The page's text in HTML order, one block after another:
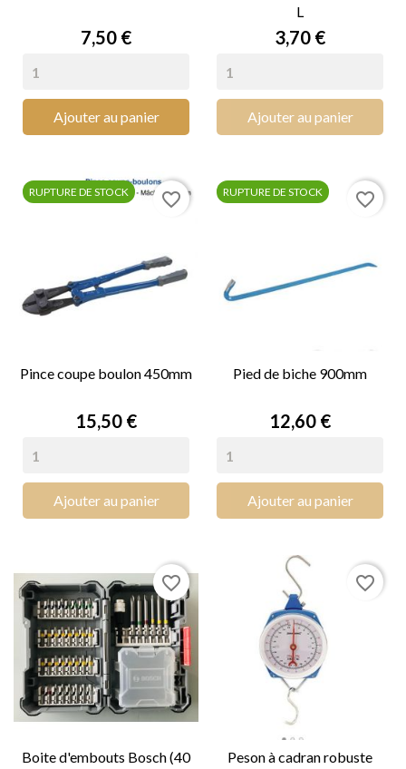
Prix
7,50 €
Ajouter au panier
L
Prix
3,70 €
Ajouter au panier
Pince coupe boulon 450mm
Prix
15,50 €
Ajouter au panier
RUPTURE DE STOCK favorite_border
Pied de biche 900mm
Prix
12,60 €
Ajouter au panier
RUPTURE DE STOCK favorite_border
Boite d'embouts Bosch (40
favorite_border
Peson à cadran robuste
favorite_border